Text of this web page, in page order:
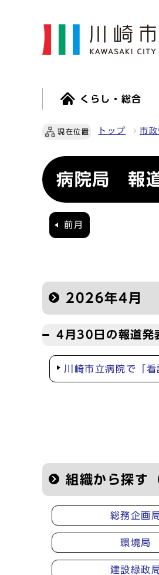
くらし・総合
現在位置 トップ 市政
病院局 報
前月
2026年4月
4月30日の報道発
川崎市立病院で「
組織から探す
総務企画
環境局
建設緑政